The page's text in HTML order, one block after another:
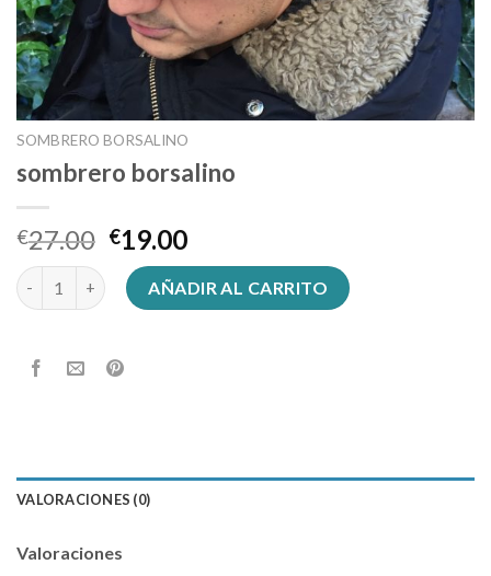
SOMBRERO BORSALINO
sombrero borsalino
€27.00 €19.00
sombrero borsalino cantidadAÑADIR AL CARRITO
VALORACIONES (0)
Valoraciones